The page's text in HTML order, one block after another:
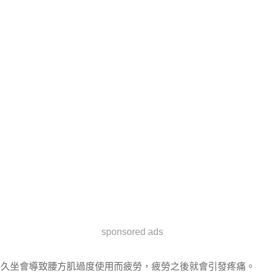
sponsored ads
久坐會導致腰方肌過度使用而疲勞，疲勞之後就會引發疼痛。